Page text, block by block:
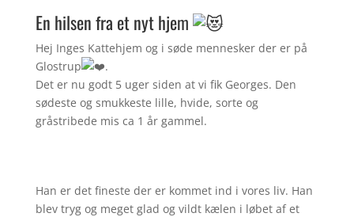
En hilsen fra et nyt hjem
Hej Inges Kattehjem og i søde mennesker der er på
Glostrup
.
Det er nu godt 5 uger siden at vi fik Georges. Den
sødeste og smukkeste lille, hvide, sorte og
gråstribede mis ca 1 år gammel.
Han er det fineste der er kommet ind i vores liv. Han
blev tryg og meget glad og vildt kælen i løbet af et